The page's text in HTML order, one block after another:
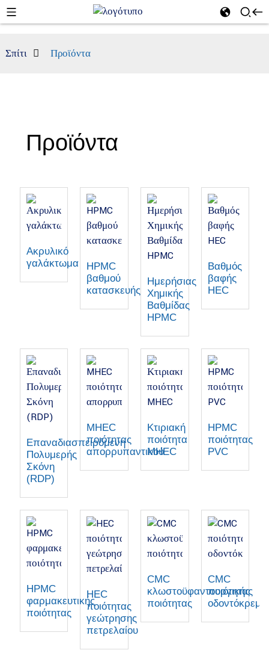
Σπίτι Προϊόντα
Προϊόντα
Ακρυλικό
γαλάκτωμα
HPMC
βαθμού
κατασκευής
Ημερήσιας
Χημικής
Βαθμίδας
HPMC
Βαθμός
βαφής
HEC
Επαναδιασπειρόμενη
Πολυμερής
Σκόνη
(RDP)
MHEC
ποιότητας
απορρυπαντικού
Κτιριακή
ποιότητα
MHEC
HPMC
ποιότητας
PVC
HPMC
φαρμακευτικής
ποιότητας
HEC
ποιότητας
γεώτρησης
πετρελαίου
CMC
κλωστοϋφαντουργικής
ποιότητας
CMC
ποιότητας